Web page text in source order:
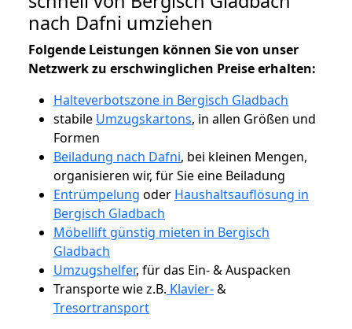
nach Dafni umziehen
Folgende Leistungen können Sie von unser
Netzwerk zu erschwinglichen Preise erhalten:
Halteverbotszone in Bergisch Gladbach
stabile Umzugskartons, in allen Größen und
Formen
Beiladung nach Dafni, bei kleinen Mengen,
organisieren wir, für Sie eine Beiladung
Entrümpelung oder Haushaltsauflösung in
Bergisch Gladbach
Möbellift günstig mieten in Bergisch
Gladbach
Umzugshelfer, für das Ein- & Auspacken
Transporte wie z.B. Klavier-&
Tresortransport